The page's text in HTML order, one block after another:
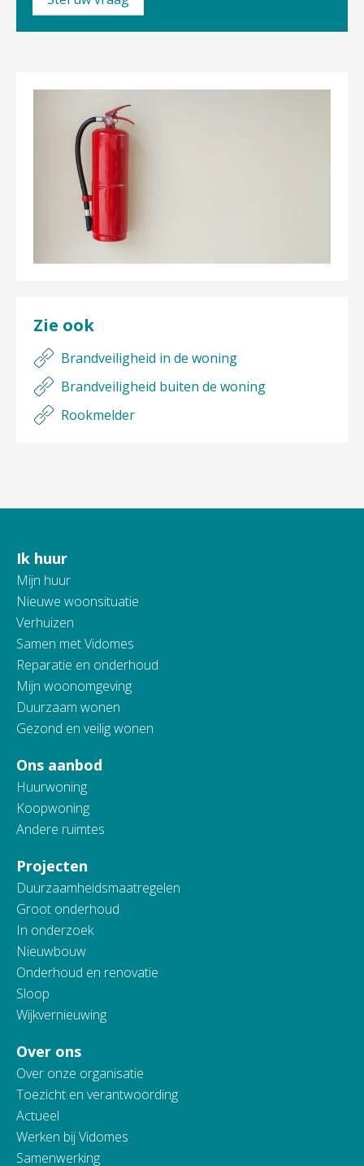
Zie ook
Brandveiligheid in de woning
Brandveiligheid buiten de woning
Rookmelder
Contactinformatie
Ik huur
Mijn huur
Nieuwe woonsituatie
Verhuizen
Samen met Vidomes
Reparatie en onderhoud
Mijn woonomgeving
Duurzaam wonen
Gezond en veilig wonen
Ons aanbod
Huurwoning
Koopwoning
Andere ruimtes
Projecten
Duurzaamheidsmaatregelen
Groot onderhoud
In onderzoek
Nieuwbouw
Onderhoud en renovatie
Sloop
Wijkvernieuwing
Over ons
Over onze organisatie
Toezicht en verantwoording
Actueel
Werken bij Vidomes
Samenwerking